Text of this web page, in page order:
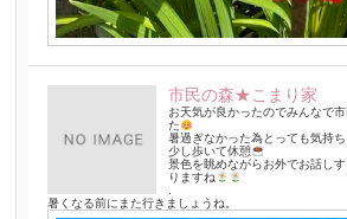
市民の森★こまり家
お天気が良かったのでみんなで
た
暑過ぎなかった為とっても気持
少し歩いて休憩
景色を眺めながらお外でお話し
りますね
暑くなる前にまた行きましょうね。